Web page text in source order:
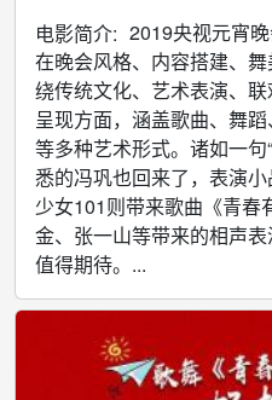
电影简介: 2019央视元宵
在晚会风格、内容搭建、
绕传统文化、艺术表演、
呈现方面，涵盖歌曲、舞
等多种艺术形式。诸如一
悉的冯巩也回来了，表演
少女101则带来歌曲《青春
金、张一山等带来的相声
值得期待。...